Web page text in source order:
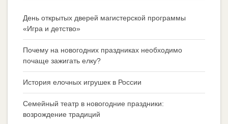
День открытых дверей магистерской программы
«Игра и детство»
Почему на новогодних праздниках необходимо
почаще зажигать елку?
История елочных игрушек в России
Семейный театр в новогодние праздники:
возрождение традиций